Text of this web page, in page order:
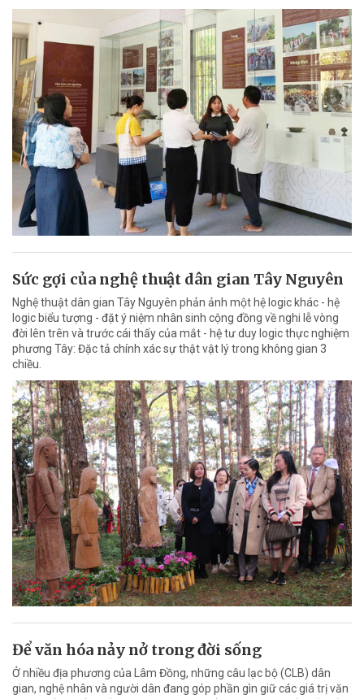
Sức gợi của nghệ thuật dân gian Tây Nguyên
Nghệ thuật dân gian Tây Nguyên phản ảnh một hệ logic khác - hệ
logic biểu tượng - đặt ý niệm nhân sinh cộng đồng về nghi lễ vòng
đời lên trên và trước cái thấy của mắt - hệ tư duy logic thực nghiệm
phương Tây: Đặc tả chính xác sự thật vật lý trong không gian 3
chiều.
Để văn hóa nảy nở trong đời sống
Ở nhiều địa phương của Lâm Đồng, những câu lạc bộ (CLB) dân
gian, nghệ nhân và người dân đang góp phần gìn giữ các giá trị văn